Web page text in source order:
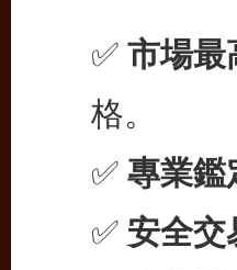
✅ 市場最
格。
✅ 專業鑑
✅ 安全交